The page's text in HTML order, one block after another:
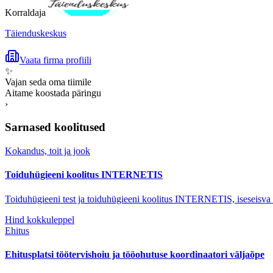
Korraldaja
Täienduskeskus
Vaata firma profiili
✨
Vajan seda oma tiimile
Aitame koostada päringu
›
Sarnased koolitused
Kokandus, toit ja jook
Toiduhügieeni koolitus INTERNETIS
Toiduhügieeni test ja toiduhügieeni koolitus INTERNETIS, iseseisva
Hind kokkuleppel
Ehitus
Ehitusplatsi töötervishoiu ja tööohutuse koordinaatori väljaõpe